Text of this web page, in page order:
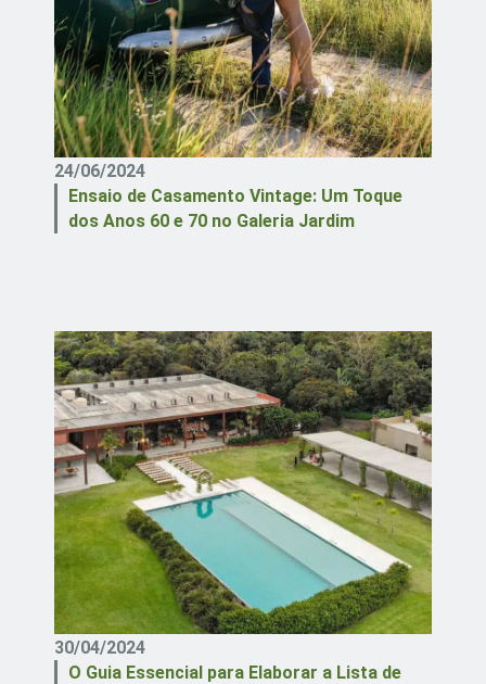
24/06/2024
Ensaio de Casamento Vintage: Um Toque
dos Anos 60 e 70 no Galeria Jardim
30/04/2024
O Guia Essencial para Elaborar a Lista de